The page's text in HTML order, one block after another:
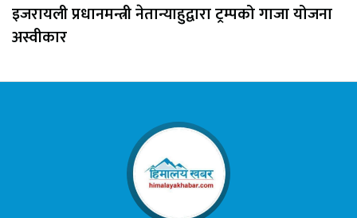
इजरायली प्रधानमन्त्री नेतान्याहुद्वारा ट्रम्पको गाजा योजना
अस्वीकार